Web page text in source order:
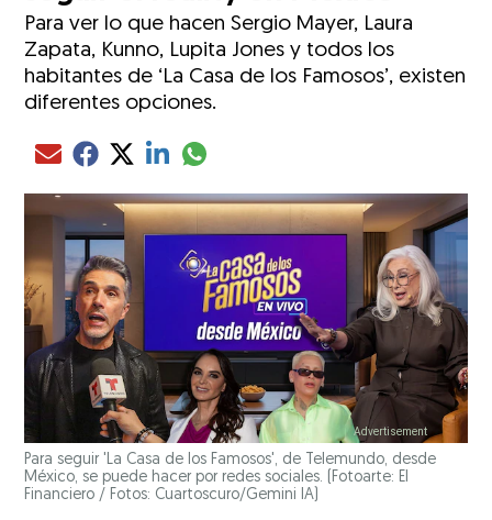
Para ver lo que hacen Sergio Mayer, Laura
Zapata, Kunno, Lupita Jones y todos los
habitantes de ‘La Casa de los Famosos’, existen
diferentes opciones.
Compartir el artículo actual mediante Email
Compartir el artículo actual mediante Facebook
Compartir el artículo actual mediante Twitter
Compartir el artículo actual mediante LinkedIn
Compartir el artículo actual mediante
Para seguir 'La Casa de los Famosos', de Telemundo, desde
México, se puede hacer por redes sociales.
(Fotoarte: El
Financiero / Fotos: Cuartoscuro/Gemini IA)